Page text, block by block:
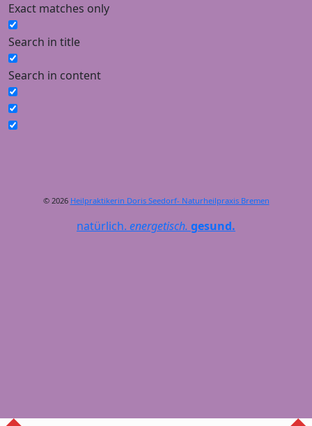
Exact matches only
Search in title
Search in content
© 2026 Heilpraktikerin Doris Seedorf- Naturheilpraxis Bremen
natürlich. energetisch. gesund.